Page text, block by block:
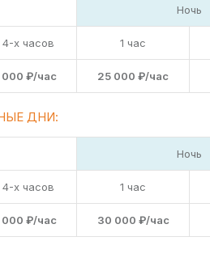
Ночь
4-х часов 1 час
000 ₽/час 25 000 ₽/час
ДНИ:
Ночь
4-х часов 1 час
₽/час 30 000 ₽/час